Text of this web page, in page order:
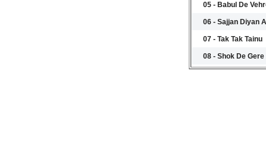
05 - Babul De
06 - Sajjan Diyan
07 - Tak Tak Tainu
08 - Shok De Gere